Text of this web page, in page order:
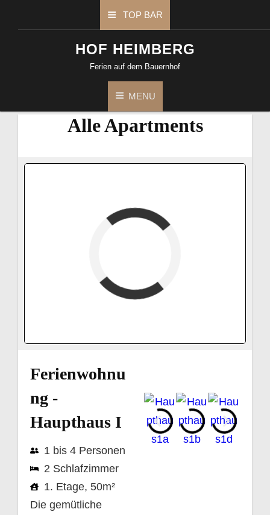
TOP BAR
HOF HEIMBERG
Ferien auf dem Bauernhof
MENU
Alle Apartments
verfügbar (Anreise) Abreise
Ferienwohnu
ng -
Haupthaus I
1 bis 4 Personen
2 Schlafzimmer
1. Etage, 50m²
Die gemütliche